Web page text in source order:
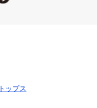
トップス